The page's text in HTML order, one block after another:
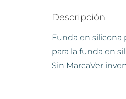
Descripción
Funda en silicona
para la funda en
Sin MarcaVer